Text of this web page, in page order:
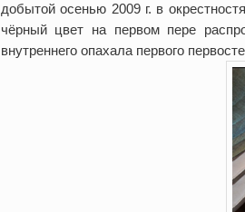
добытой осенью 2009 г. в
чёрный цвет на первом пере
внутреннего опахала первого